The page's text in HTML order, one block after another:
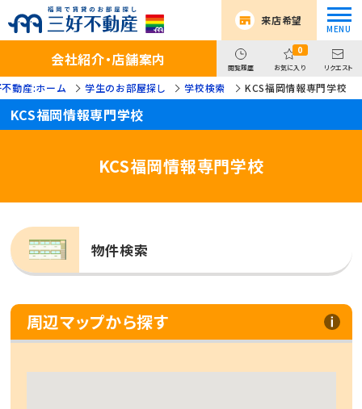
来店希望
会社紹介・店舗案内 閲覧履歴
0
お気に入り リクエスト
動産:ホーム 学生のお部屋探し 学校検索 KCS福岡情報専門学校
KCS福岡情報専門学校
KCS福岡情報専門学校
物件検索
周辺マップから探す